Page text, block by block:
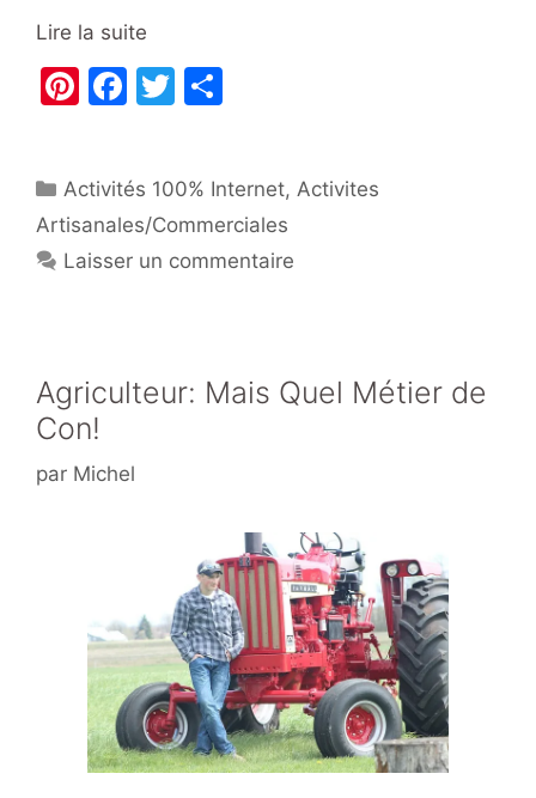
Lire la suite
Pi
e
st
F
e
b
o
T
er g
er
Catégories
Activités 100% Internet, Activites
Artisanales/Commerciales
Laisser un commentaire
Agriculteur: Mais Quel Métier de
Con!
par Michel